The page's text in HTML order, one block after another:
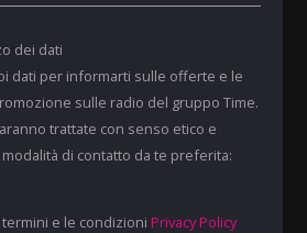
dei dati
dati per informarti sulle offerte e le
sulle radio del gruppo Time.
trattate con senso etico e
di contatto da te preferita:
e le condizioni Privacy Policy